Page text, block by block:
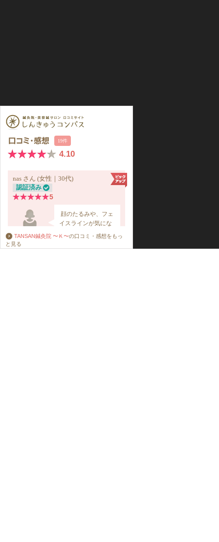
TANSAN鍼灸院 〜Ｋ〜の口コミ・感想をもっ
と見る